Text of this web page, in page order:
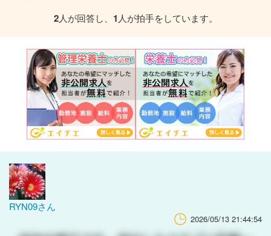
2人が回答し、 1人が拍手をしています。
RYN09さん
2026/05/13 21:44:54